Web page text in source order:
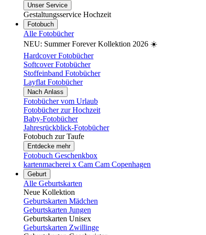
Unser Service
Gestaltungsservice Hochzeit
Fotobuch
Alle Fotobücher
NEU: Summer Forever Kollektion 2026 ☀️
Hardcover Fotobücher
Softcover Fotobücher
Stoffeinband Fotobücher
Layflat Fotobücher
Nach Anlass
Fotobücher vom Urlaub
Fotobücher zur Hochzeit
Baby-Fotobücher
Jahresrückblick-Fotobücher
Fotobuch zur Taufe
Entdecke mehr
Fotobuch Geschenkbox
kartenmacherei x Cam Cam Copenhagen
Geburt
Alle Geburtskarten
Neue Kollektion
Geburtskarten Mädchen
Geburtskarten Jungen
Geburtskarten Unisex
Geburtskarten Zwillinge